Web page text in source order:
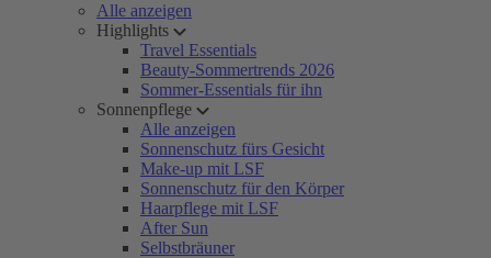
Alle anzeigen
Highlights
Travel Essentials
Beauty-Sommertrends 2026
Sommer-Essentials für ihn
Sonnenpflege
Alle anzeigen
Sonnenschutz fürs Gesicht
Make-up mit LSF
Sonnenschutz für den Körper
Haarpflege mit LSF
After Sun
Selbstbräuner